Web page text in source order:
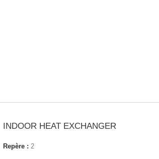
INDOOR HEAT EXCHANGER
Repère : 2